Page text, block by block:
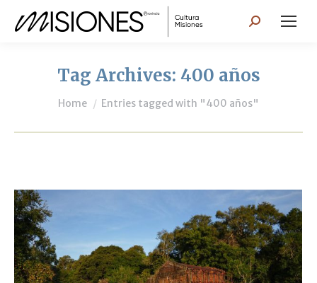
Search:
Tag Archives: 400 años
You are here:
Home Entries tagged with "400 años"